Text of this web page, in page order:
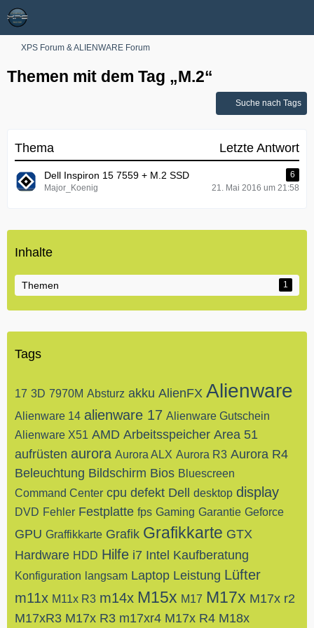
XPS Forum & ALIENWARE Forum
Themen mit dem Tag „M.2“
Suche nach Tags
Thema Letzte Antwort
Dell Inspiron 15 7559 + M.2 SSD
6
Major_Koenig
21. Mai 2016 um 21:58
Inhalte
Themen 1
Tags
17 3D 7970M Absturz akku AlienFX Alienware
Alienware 14 alienware 17 Alienware Gutschein
Alienware X51 AMD Arbeitsspeicher Area 51
aufrüsten aurora Aurora ALX Aurora R3 Aurora R4
Beleuchtung Bildschirm Bios Bluescreen
Command Center cpu defekt Dell desktop display
DVD Fehler Festplatte fps Gaming Garantie Geforce
GPU Graffikkarte Grafik Grafikkarte GTX
Hardware HDD Hilfe i7 Intel Kaufberatung
Konfiguration langsam Laptop Leistung Lüfter
m11x M11x R3 m14x M15x M17 M17x M17x r2
M17xR3 M17x R3 m17xr4 M17x R4 M18x